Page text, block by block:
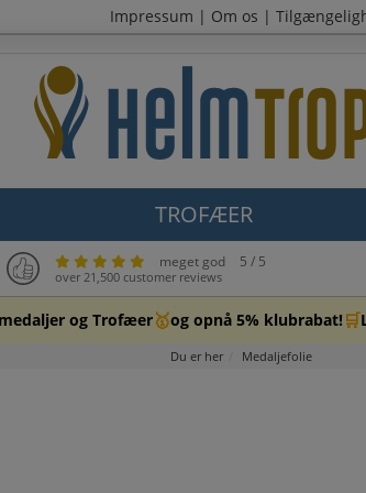
Impressum | Om os |
TROFÆER
meget god 5 / 5
over 21,500 customer reviews
og Trofæer🥇og opnå 5% klubrabat! 🛒
Du er her Medaljefolie